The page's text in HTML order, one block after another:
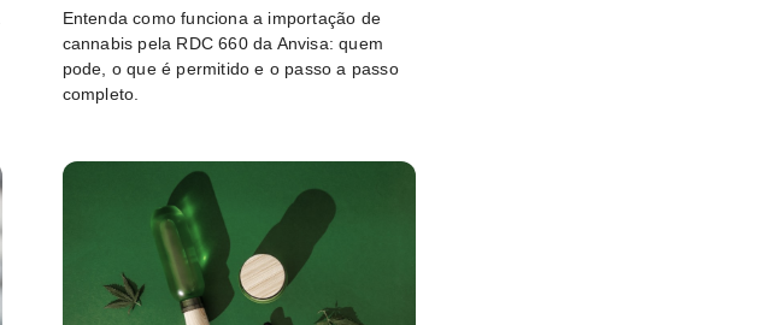
Entenda como funciona a importação de
cannabis pela RDC 660 da Anvisa: quem
pode, o que é permitido e o passo a passo
completo.